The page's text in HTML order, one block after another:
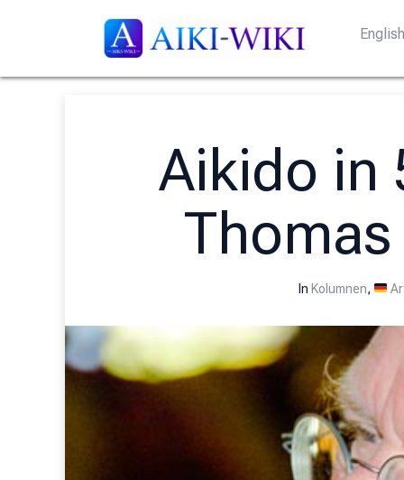
Aikido in
In Kolumnen,